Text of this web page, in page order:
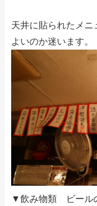
天井に貼られたメニ
よいのか迷います。
▼飲み物類 ビール